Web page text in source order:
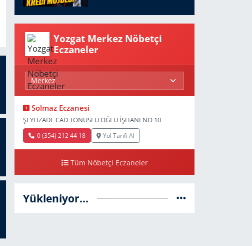
Yozgat Merkez Nöbetçi
Eczaneler
Solmaz Eczanesi
ŞEYHZADE CAD TONUSLU OĞLU İŞHANI NO 10
0 (354) 212 44 18 Yol Tarifi Al
Tüm Nöbetçi Eczaneler
Yükleniyor...